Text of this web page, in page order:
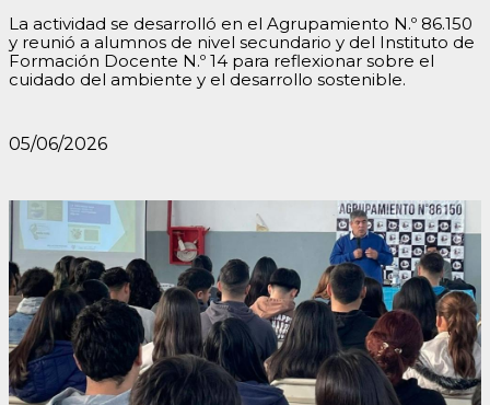
La actividad se desarrolló en el Agrupamiento N.º 86.150
y reunió a alumnos de nivel secundario y del Instituto de
Formación Docente N.º 14 para reflexionar sobre el
cuidado del ambiente y el desarrollo sostenible.
05/06/2026